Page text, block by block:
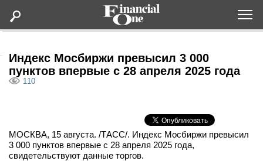
Lifestyle
Индекс Мосбиржи превысил 3 000
пунктов впервые с 28 апреля 2025 года
110
МОСКВА, 15 августа. /ТАСС/. Индекс Мосбиржи превысил
3 000 пунктов впервые с 28 апреля 2025 года,
свидетельствуют данные торгов.